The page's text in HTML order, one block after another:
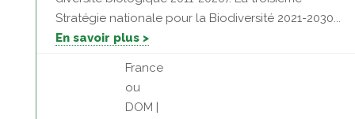
Stratégie nationale pour la Biodiversité 2021-2030...
En savoir plus >
France
ou
DOM |